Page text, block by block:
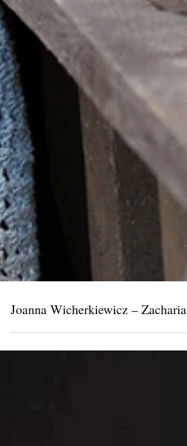
Joanna Wicherkiewicz – Zachariat